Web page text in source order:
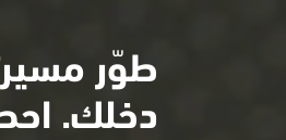
طوّر
دخلك.